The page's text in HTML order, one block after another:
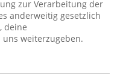
zur Verarbeitung der
anderweitig gesetzlich
deine
uns weiterzugeben.